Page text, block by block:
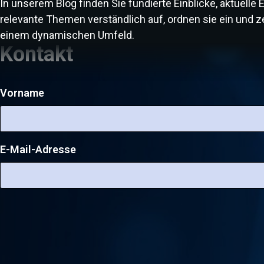
gibt, wie sie funktionieren und wie man sich wirksam
vor Trojaner-Angriffen schützen kann, erfahren Sie in
diesem Artikel.
In unserem Blog finden Sie fundierte Einblicke,
relevante Themen verständlich auf, ordnen sie ein und
einem dynamischen Umfeld.
Kontakt
Vorname
E-Mail-Adresse